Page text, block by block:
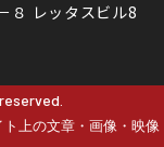
８ レッタスビル8
上の文章・画像・映像